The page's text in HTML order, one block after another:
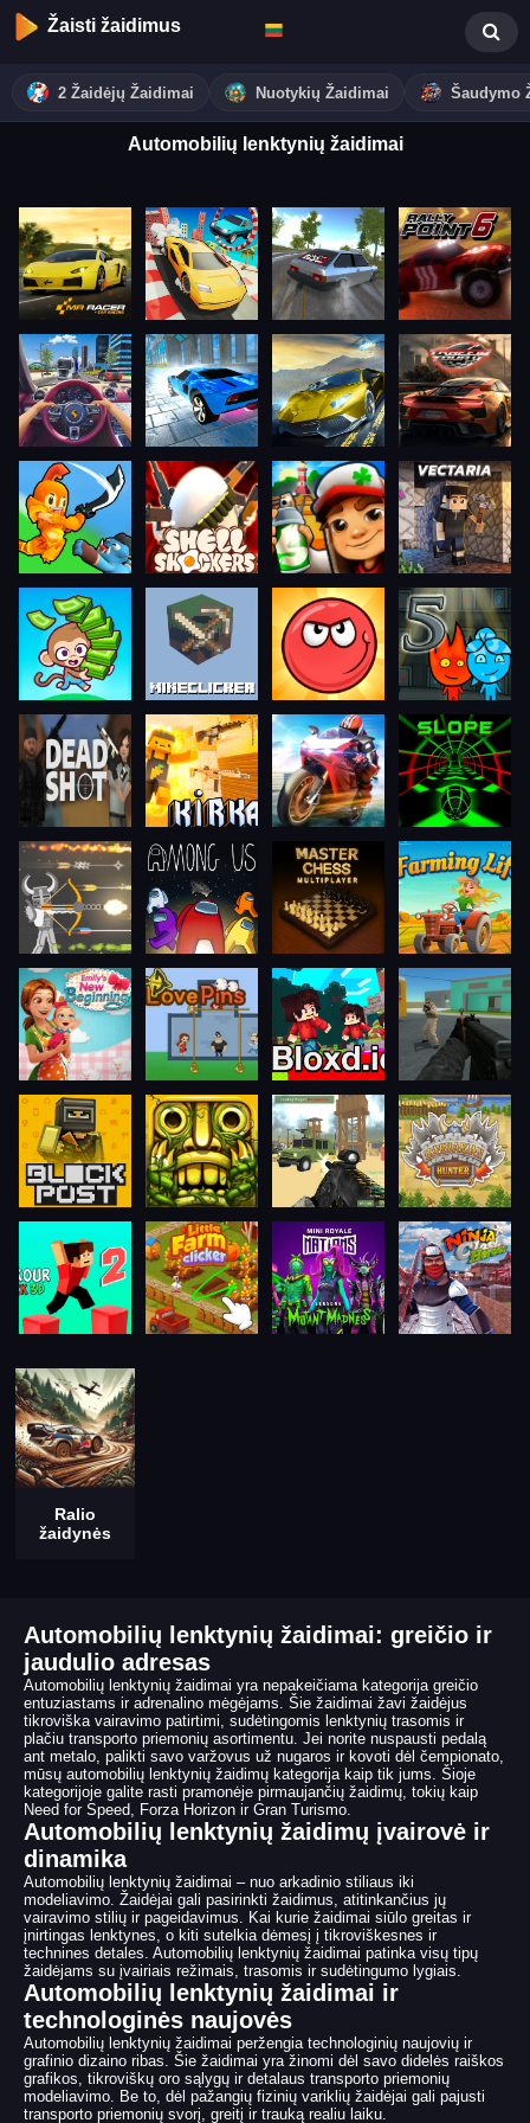
Žaisti žaidimus
2 Žaidėjų Žaidimai Nuotykių Žaidimai Šaudymo
Automobilių lenktynių žaidimai
Ralio
žaidynės
Automobilių lenktynių žaidimai: greičio ir
jaudulio adresas
Automobilių lenktynių žaidimai yra nepakeičiama kategorija greičio
entuziastams ir adrenalino mėgėjams. Šie žaidimai žavi žaidėjus
tikroviška vairavimo patirtimi, sudėtingomis lenktynių trasomis ir
plačiu transporto priemonių asortimentu. Jei norite nuspausti pedalą
ant metalo, palikti savo varžovus už nugaros ir kovoti dėl čempionato,
mūsų automobilių lenktynių žaidimų kategorija kaip tik jums. Šioje
kategorijoje galite rasti pramonėje pirmaujančių žaidimų, tokių kaip
Need for Speed, Forza Horizon ir Gran Turismo.
Automobilių lenktynių žaidimų įvairovė ir
dinamika
Automobilių lenktynių žaidimai – nuo arkadinio stiliaus iki
modeliavimo. Žaidėjai gali pasirinkti žaidimus, atitinkančius jų
vairavimo stilių ir pageidavimus. Kai kurie žaidimai siūlo greitas ir
įnirtingas lenktynes, o kiti sutelkia dėmesį į tikroviškesnes ir
technines detales. Automobilių lenktynių žaidimai patinka visų tipų
žaidėjams su įvairiais režimais, trasomis ir sudėtingumo lygiais.
Automobilių lenktynių žaidimai ir
technologinės naujovės
Automobilių lenktynių žaidimai peržengia technologinių naujovių ir
grafinio dizaino ribas. Šie žaidimai yra žinomi dėl savo didelės raiškos
grafikos, tikroviškų oro sąlygų ir detalaus transporto priemonių
modeliavimo. Be to, dėl pažangių fizinių variklių žaidėjai gali pajusti
transporto priemonių svorį, greitį ir trauką realiu laiku.